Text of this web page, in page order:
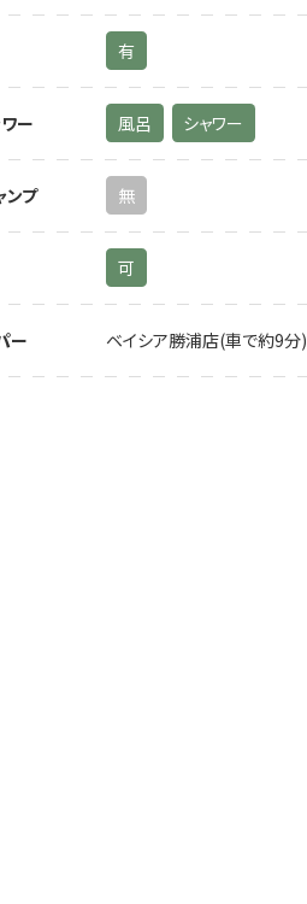
有
ー 風呂 シャワー
ンプ 無
可
ー ベイシア勝浦店(車で約9分)